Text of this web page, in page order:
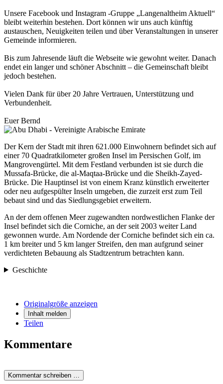
Unsere Facebook und Instagram -Gruppe „Langenaltheim Aktuell“
bleibt weiterhin bestehen. Dort können wir uns auch künftig
austauschen, Neuigkeiten teilen und über Veranstaltungen in unserer
Gemeinde informieren.
Bis zum Jahresende läuft die Webseite wie gewohnt weiter. Danach
endet ein langer und schöner Abschnitt – die Gemeinschaft bleibt
jedoch bestehen.
Vielen Dank für über 20 Jahre Vertrauen, Unterstützung und
Verbundenheit.
Euer Bernd
Der Kern der Stadt mit ihren 621.000 Einwohnern befindet sich auf
einer 70 Quadratkilometer großen Insel im Persischen Golf, im
Mangrovengürtel. Mit dem Festland verbunden ist sie durch die
Mussafa-Brücke, die al-Maqtaa-Brücke und die Sheikh-Zayed-
Brücke. Die Hauptinsel ist von einem Kranz künstlich erweiterter
oder neu aufgespülter Inseln umgeben, die zurzeit erst zum Teil
bebaut sind und das Siedlungsgebiet erweitern.
An der dem offenen Meer zugewandten nordwestlichen Flanke der
Insel befindet sich die Corniche, an der seit 2003 weiter Land
gewonnen wurde. Am Nordende der Corniche befindet sich ein ca.
1 km breiter und 5 km langer Streifen, den man aufgrund seiner
verdichteten Bebauung als Stadtzentrum betrachten kann.
Geschichte
Originalgröße anzeigen
Inhalt melden
Teilen
Kommentare
Kommentar schreiben …